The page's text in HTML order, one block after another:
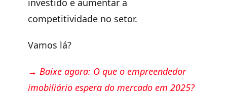
investido e aumentar a
competitividade no setor.
Vamos lá?
→ Baixe agora: O que o empreendedor
imobiliário espera do mercado em 2025?